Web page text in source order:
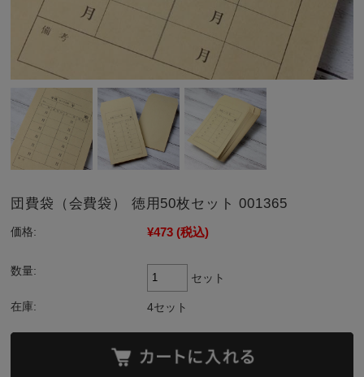
団費袋（会費袋） 徳用50枚セット 001365
価格: ¥473 (税込)
数量:
セット
在庫: 4セット